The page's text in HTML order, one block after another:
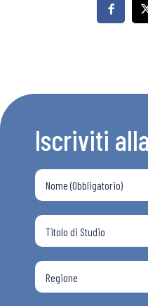
Iscriviti